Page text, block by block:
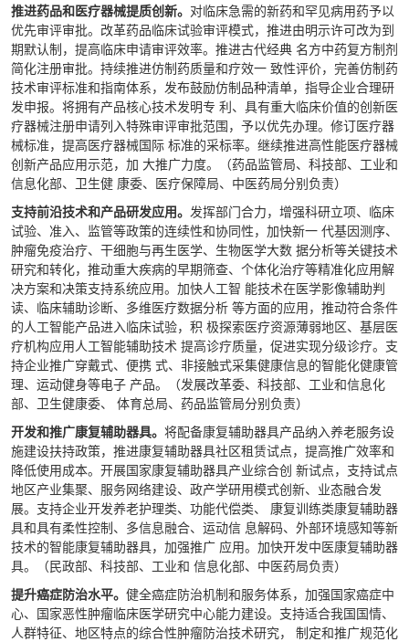
推进药品和医疗器械提质创新。 对临床急需的新药和罕见病用药予以
优先审评审批。改革药品临床试验审评模式，推进由明示许可改为到
期默认制，提高临床申请审评效率。推进古代经典 名方中药复方制剂
简化注册审批。持续推进仿制药质量和疗效一 致性评价，完善仿制药
技术审评标准和指南体系，发布鼓励仿制品种清单，指导企业合理研
发申报。将拥有产品核心技术发明专 利、具有重大临床价值的创新医
疗器械注册申请列入特殊审评审批范围，予以优先办理。修订医疗器
械标准，提高医疗器械国际 标准的采标率。继续推进高性能医疗器械
创新产品应用示范，加 大推广力度。（药品监管局、科技部、工业和
信息化部、卫生健 康委、医疗保障局、中医药局分别负责）
支持前沿技术和产品研发应用。 发挥部门合力，增强科研立项、临床
试验、准入、监管等政策的连续性和协同性，加快新一 代基因测序、
肿瘤免疫治疗、干细胞与再生医学、生物医学大数 据分析等关键技术
研究和转化，推动重大疾病的早期筛查、个体化治疗等精准化应用解
决方案和决策支持系统应用。加快人工智 能技术在医学影像辅助判
读、临床辅助诊断、多维医疗数据分析 等方面的应用，推动符合条件
的人工智能产品进入临床试验，积 极探索医疗资源薄弱地区、基层医
疗机构应用人工智能辅助技术 提高诊疗质量，促进实现分级诊疗。支
持企业推广穿戴式、便携 式、非接触式采集健康信息的智能化健康管
理、运动健身等电子 产品。（发展改革委、科技部、工业和信息化
部、卫生健康委、 体育总局、药品监管局分别负责）
开发和推广康复辅助器具。 将配备康复辅助器具产品纳入养老服务设
施建设扶持政策，推进康复辅助器具社区租赁试点，提高推广效率和
降低使用成本。开展国家康复辅助器具产业综合创 新试点，支持试点
地区产业集聚、服务网络建设、政产学研用模式创新、业态融合发
展。支持企业开发养老护理类、功能代偿类、 康复训练类康复辅助器
具和具有柔性控制、多信息融合、运动信 息解码、外部环境感知等新
技术的智能康复辅助器具，加强推广 应用。加快开发中医康复辅助器
具。（民政部、科技部、工业和 信息化部、中医药局负责）
提升癌症防治水平。 健全癌症防治机制和服务体系，加强国家癌症中
心、国家恶性肿瘤临床医学研究中心能力建设。支持适合我国国情、
人群特征、地区特点的综合性肿瘤防治技术研究， 制定和推广规范化